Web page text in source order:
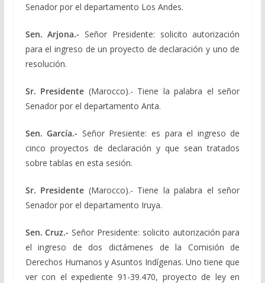
Senador por el departamento Los Andes.
Sen. Arjona.- Señor Presidente: solicito autorización
para el ingreso de un proyecto de declaración y uno de
resolución.
Sr. Presidente (Marocco).- Tiene la palabra el señor
Senador por el departamento Anta.
Sen. García.- Señor Presiente: es para el ingreso de
cinco proyectos de declaración y que sean tratados
sobre tablas en esta sesión.
Sr. Presidente (Marocco).- Tiene la palabra el señor
Senador por el departamento Iruya.
Sen. Cruz.- Señor Presidente: solicito autorización para
el ingreso de dos dictámenes de la Comisión de
Derechos Humanos y Asuntos Indígenas. Uno tiene que
ver con el expediente 91-39.470, proyecto de ley en